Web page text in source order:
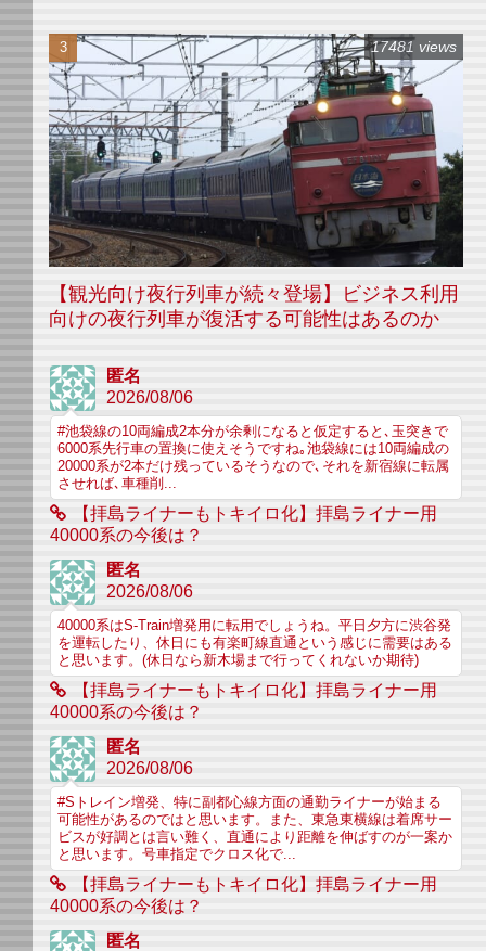
【観光向け夜行列車が続々登場】ビジネス利用
向けの夜行列車が復活する可能性はあるのか
17481 views
匿名
2026/08/06
#池袋線の10両編成2本分が余剰になると仮定すると､玉突きで
6000系先行車の置換に使えそうですね｡池袋線には10両編成の
20000系が2本だけ残っているそうなので､それを新宿線に転属
させれば､車種削...
【拝島ライナーもトキイロ化】拝島ライナー用
40000系の今後は？
匿名
2026/08/06
40000系はS-Train増発用に転用でしょうね。平日夕方に渋谷発
を運転したり、休日にも有楽町線直通という感じに需要はある
と思います。(休日なら新木場まで行ってくれないか期待)
【拝島ライナーもトキイロ化】拝島ライナー用
40000系の今後は？
匿名
2026/08/06
#Sトレイン増発、特に副都心線方面の通勤ライナーが始まる
可能性があるのではと思います。また、東急東横線は着席サー
ビスが好調とは言い難く、直通により距離を伸ばすのが一案か
と思います。号車指定でクロス化で...
【拝島ライナーもトキイロ化】拝島ライナー用
40000系の今後は？
匿名